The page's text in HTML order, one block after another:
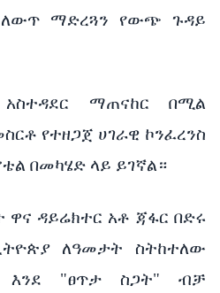
ማድረጓን የውጭ ጉዳይ
አስተዳደር ማጠናከር በሚል
የተዘጋጀ ሀገራዊ ኮንፈረንስ
በመካሄድ ላይ ይገኛል።
ዳይሬክተር አቶ ጃፋር በድሩ
ለዓመታት ስትከተለው
እንደ "ፀጥታ ስጋት" ብቻ